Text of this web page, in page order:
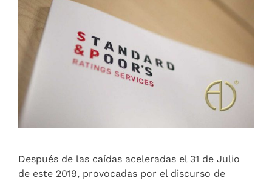
Después de las caídas aceleradas el 31 de Julio
de este 2019, provocadas por el discurso de